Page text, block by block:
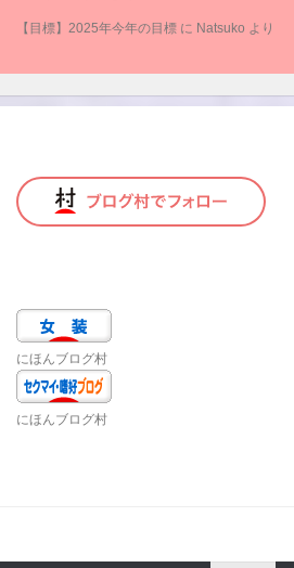
【目標】2025年今年の目標 に Natsuko より
にほんブログ村
にほんブログ村